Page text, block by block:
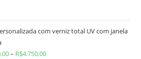
com verniz total UV com janela
– R$4.750,00